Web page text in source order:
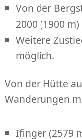
Von der
2000 (1900
Weitere
möglich.
Von der Hütte
Wanderungen
Ifinger (2579